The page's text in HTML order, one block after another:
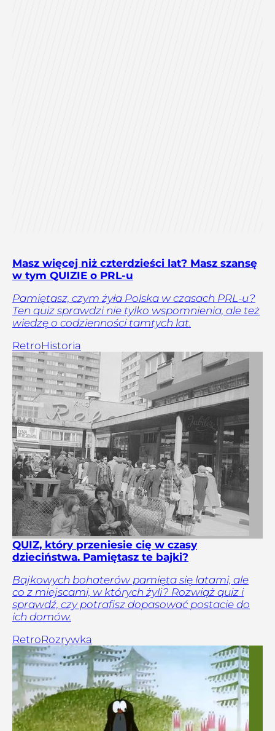
Masz więcej niż czterdzieści lat? Masz szansę
w tym QUIZIE o PRL-u
Pamiętasz, czym żyła Polska w czasach PRL-u?
Ten quiz sprawdzi nie tylko wspomnienia, ale też
wiedzę o codzienności tamtych lat.
RetroHistoria
QUIZ, który przeniesie cię w czasy
dzieciństwa. Pamiętasz te bajki?
Bajkowych bohaterów pamięta się latami, ale
co z miejscami, w których żyli? Rozwiąż quiz i
sprawdź, czy potrafisz dopasować postacie do
ich domów.
RetroRozrywka